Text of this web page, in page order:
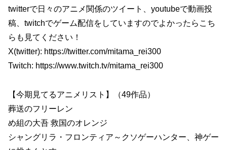
twitterで日々のアニメ関係のツイート、youtubeで動画投
稿、twitchでゲーム配信をしていますのでよかったらこち
らも見てください！
X(twitter): https://twitter.com/mitama_rei300
Twitch: https://www.twitch.tv/mitama_rei300
【今期見てるアニメリスト】（49作品）
葬送のフリーレン
め組の大吾 救国のオレンジ
シャングリラ・フロンティア～クソゲーハンター、神ゲー